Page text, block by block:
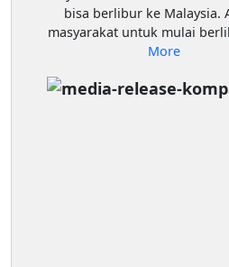
bisa berlibur ke Malaysia.
masyarakat untuk mulai
More